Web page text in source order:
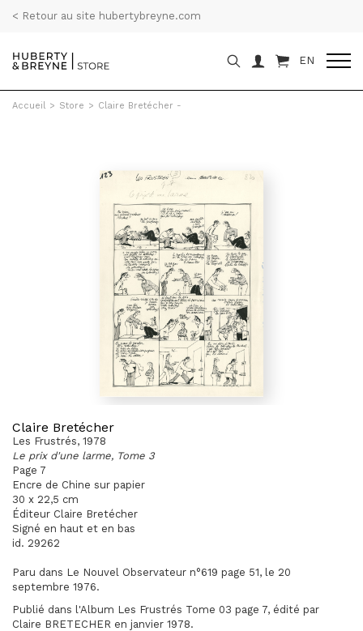
< Retour au site hubertybreyne.com
EN
Accueil > Store > Claire Bretécher -
Claire Bretécher
Les Frustrés, 1978
Le prix d'une larme, Tome 3
Page 7
Encre de Chine sur papier
30 x 22,5 cm
Éditeur Claire Bretécher
Signé en haut et en bas
id. 29262
Paru dans Le Nouvel Observateur n°619 page 51, le 20
septembre 1976.
Publié dans l'Album Les Frustrés Tome 03 page 7, édité par
Claire BRETECHER en janvier 1978.